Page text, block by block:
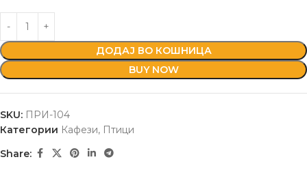
ДОДАЈ ВО КОШНИЦА
BUY NOW
SKU: ПРИ-104
Категории Кафези, Птици
Share: